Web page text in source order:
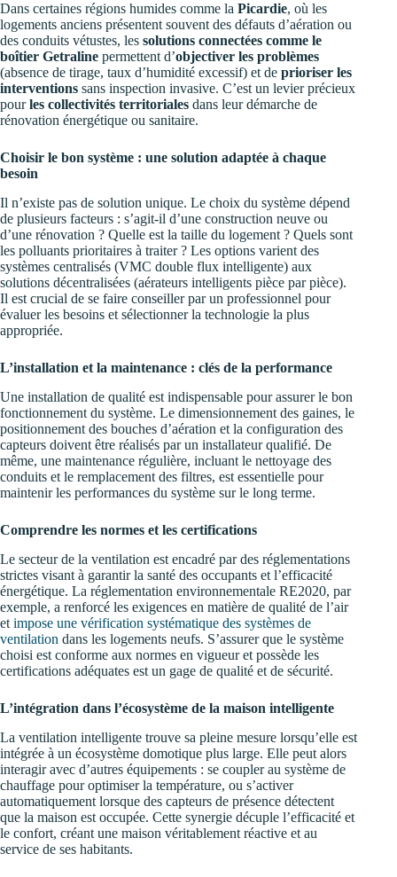
Dans certaines régions humides comme la Picardie, où les
logements anciens présentent souvent des défauts d’aération ou
des conduits vétustes, les solutions connectées comme le
boîtier Getraline permettent d’objectiver les problèmes
(absence de tirage, taux d’humidité excessif) et de prioriser les
interventions sans inspection invasive. C’est un levier précieux
pourles collectivités territoriales dans leur démarche de
rénovation énergétique ou sanitaire.
Choisir le bon système : une solution adaptée à chaque
besoin
Il n’existe pas de solution unique. Le choix du système dépend
de plusieurs facteurs : s’agit-il d’une construction neuve ou
d’une rénovation ? Quelle est la taille du logement ? Quels sont
les polluants prioritaires à traiter ? Les options varient des
systèmes centralisés (VMC double flux intelligente) aux
solutions décentralisées (aérateurs intelligents pièce par pièce).
Il est crucial de se faire conseiller par un professionnel pour
évaluer les besoins et sélectionner la technologie la plus
appropriée.
L’installation et la maintenance : clés de la performance
Une installation de qualité est indispensable pour assurer le bon
fonctionnement du système. Le dimensionnement des gaines, le
positionnement des bouches d’aération et la configuration des
capteurs doivent être réalisés par un installateur qualifié. De
même, une maintenance régulière, incluant le nettoyage des
conduits et le remplacement des filtres, est essentielle pour
maintenir les performances du système sur le long terme.
Comprendre les normes et les certifications
Le secteur de la ventilation est encadré par des réglementations
strictes visant à garantir la santé des occupants et l’efficacité
énergétique. La réglementation environnementale RE2020, par
exemple, a renforcé les exigences en matière de qualité de l’air
et impose une vérification systématique des systèmes de
ventilation dans les logements neufs. S’assurer que le système
choisi est conforme aux normes en vigueur et possède les
certifications adéquates est un gage de qualité et de sécurité.
L’intégration dans l’écosystème de la maison intelligente
La ventilation intelligente trouve sa pleine mesure lorsqu’elle est
intégrée à un écosystème domotique plus large. Elle peut alors
interagir avec d’autres équipements : se coupler au système de
chauffage pour optimiser la température, ou s’activer
automatiquement lorsque des capteurs de présence détectent
que la maison est occupée. Cette synergie décuple l’efficacité et
le confort, créant une maison véritablement réactive et au
service de ses habitants.